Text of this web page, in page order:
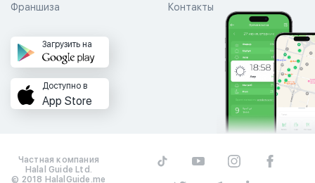
Контакты
Франшиза
Загрузить на
Доступно в
App Store
Частная компания
Halal Guide Ltd.
© 2018 HalalGuide.me